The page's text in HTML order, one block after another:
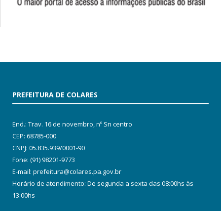
PREFEITURA DE COLARES
End.: Trav. 16 de novembro, nº Sn centro
CEP: 68785-000
CNPJ: 05.835.939/0001-90
Fone: (91) 98201-9773
E-mail: prefeitura@colares.pa.gov.br
Horário de atendimento: De segunda a sexta das 08:00hs às
13:00hs